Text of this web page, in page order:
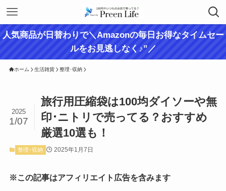
人気商品が日替わりで＼Amazonの毎日お得なタイムセー
ルをお見逃しなく♪”／
ホーム 生活雑貨 整理･収納
旅行用圧縮袋は100均ダイソーや無
印･ニトリで売ってる？おすすめ
厳選10選も！
2025
1/07
整理･収納 2025年1月7日
※この記事はアフィリエイト広告を含みます